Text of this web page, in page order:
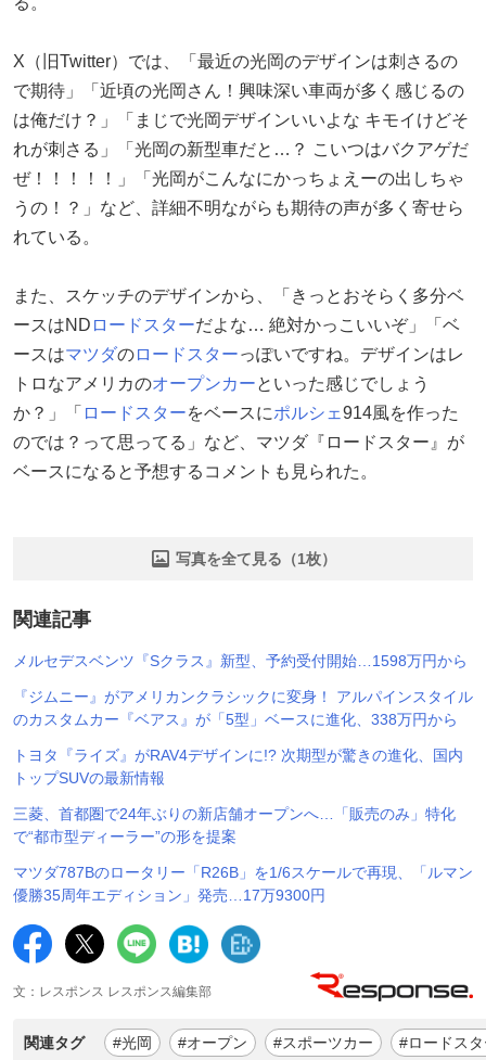
X（旧Twitter）では、「最近の光岡のデザインは刺さるの
で期待」「近頃の光岡さん！興味深い車両が多く感じるの
は俺だけ？」「まじで光岡デザインいいよな キモイけどそ
れが刺さる」「光岡の新型車だと…？ こいつはバクアゲだ
ぜ！！！！！」「光岡がこんなにかっちょえーの出しちゃ
うの！？」など、詳細不明ながらも期待の声が多く寄せら
れている。
また、スケッチのデザインから、「きっとおそらく多分ベ
ースはND ロードスターだよな… 絶対かっこいいぞ」「ベ
ースはマツダのロードスターっぽいですね。デザインはレ
トロなアメリカのオープンカーといった感じでしょう
か？」「 ロードスターをベースにポルシェ914風を作った
のでは？って思ってる」など、マツダ『ロードスター』が
ベースになると予想するコメントも見られた。
写真を全て見る（1枚）
関連記事
メルセデスベンツ『Sクラス』新型、予約受付開始…1598万円から
『ジムニー』がアメリカンクラシックに変身！ アルパインスタイル
のカスタムカー『ベアス』が「5型」ベースに進化、338万円から
トヨタ『ライズ』がRAV4デザインに!? 次期型が驚きの進化、国内
トップSUVの最新情報
三菱、首都圏で24年ぶりの新店舗オープンへ…「販売のみ」特化
で“都市型ディーラー”の形を提案
マツダ787Bのロータリー「R26B」を1/6スケールで再現、「ルマン
優勝35周年エディション」発売…17万9300円
文：レスポンス レスポンス編集部
関連タグ #光岡 #オープン #スポーツカー #ロードス